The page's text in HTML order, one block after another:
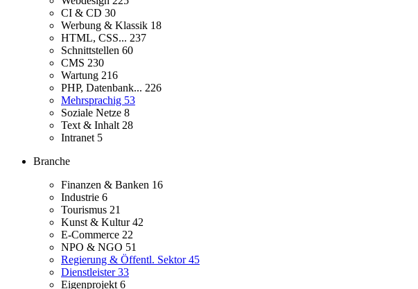
CI & CD 30
Werbung & Klassik 18
HTML, CSS... 237
Schnittstellen 60
CMS 230
Wartung 216
PHP, Datenbank... 226
Mehrsprachig 53
Soziale Netze 8
Text & Inhalt 28
Intranet 5
Branche
Finanzen & Banken 16
Industrie 6
Tourismus 21
Kunst & Kultur42
E-Commerce 22
NPO & NGO 51
Regierung & Öffentl. Sektor45
Dienstleister33
Eigenprojekt 6